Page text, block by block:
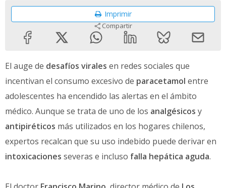
Imprimir
Compartir
El auge de desafíos virales en redes sociales que
incentivan el consumo excesivo de paracetamol entre
adolescentes ha encendido las alertas en el ámbito
médico. Aunque se trata de uno de los analgésicos y
antipiréticos más utilizados en los hogares chilenos,
expertos recalcan que su uso indebido puede derivar en
intoxicaciones severas e incluso falla hepática aguda.